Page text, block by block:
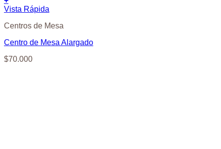
Vista Rápida
Centros de Mesa
Centro de Mesa Alargado
$70.000